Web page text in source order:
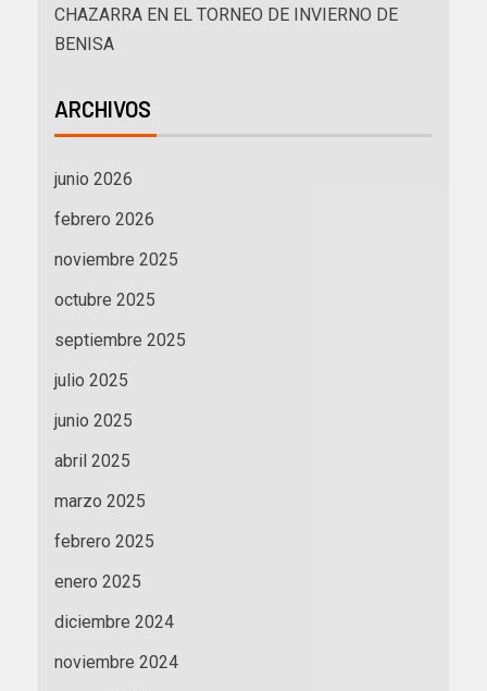
CHAZARRA EN EL TORNEO DE INVIERNO DE
BENISA
ARCHIVOS
junio 2026
febrero 2026
noviembre 2025
octubre 2025
septiembre 2025
julio 2025
junio 2025
abril 2025
marzo 2025
febrero 2025
enero 2025
diciembre 2024
noviembre 2024